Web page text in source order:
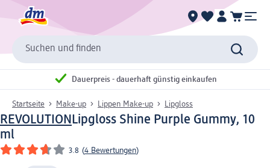
Suchen und finden
Dauerpreis - dauerhaft günstig einkaufen
Startseite Make-up Lippen Make-up Lipgloss
REVOLUTIONLipgloss Shine Purple Gummy, 10
ml
3.8 (4 Bewertungen)